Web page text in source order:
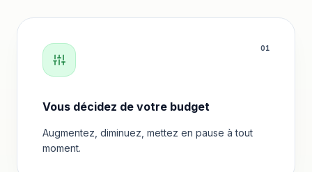
01
Vous décidez de votre budget
Augmentez, diminuez, mettez en pause à tout
moment.